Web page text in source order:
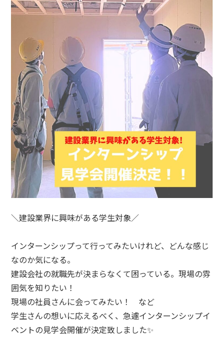
＼建設業界に興味がある学生対象／
インターンシップって行ってみたいけれど、どんな感じ
なのか気になる。
建設会社の就職先が決まらなくて困っている。現場の雰
囲気を知りたい！
現場の社員さんに会ってみたい！ など
学生さんの想いに応えるべく、急遽インターンシップイ
ベントの見学会開催が決定致しました✨